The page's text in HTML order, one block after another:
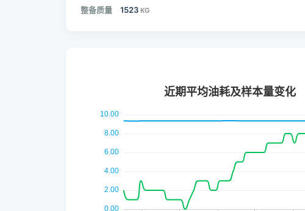
整备质量 1523 KG